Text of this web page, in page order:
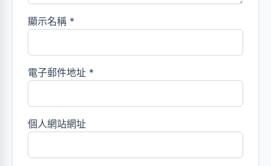
顯示名稱 *
電子郵件地址 *
個人網站網址